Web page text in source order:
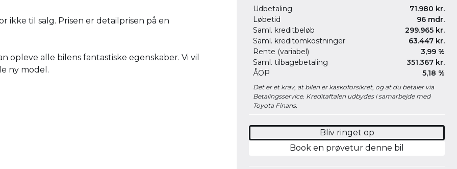
ikke til salg. Prisen er detailprisen på en
alle bilens fantastiske egenskaber. Vi vil
ny model.
Udbetaling
71.980 kr.
Løbetid
96 mdr.
Saml. kreditbeløb
299.965 kr.
Saml. kreditomkostninger
63.447 kr.
Rente (variabel)
3,99 %
Saml. tilbagebetaling
351.367 kr.
ÅOP
5,18 %
Det er et krav, at bilen er kaskoforsikret, og at du betaler via
Betalingsservice. Kreditaftalen udbydes i samarbejde med
Toyota Finans.
Bliv ringet op
Book en prøvetur denne bil